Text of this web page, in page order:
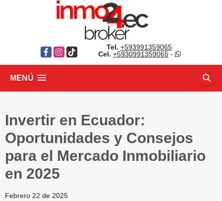
Facebook
Instagram
TikTok
Tel. +593991359065
Cel. +5930991359065-
MENÚ
Invertir en Ecuador:
Oportunidades y Consejos
para el Mercado Inmobiliario
en 2025
Febrero 22 de 2025